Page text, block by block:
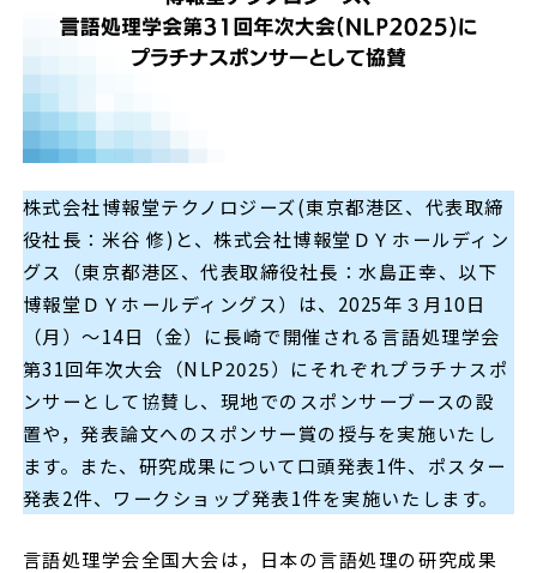
株式会社博報堂テクノロジーズ(東京都港区、代表取締
役社長：米谷 修)と、株式会社博報堂ＤＹホールディン
グス（東京都港区、代表取締役社長：水島正幸、以下
博報堂ＤＹホールディングス）は、2025年３月10日
（月）～14日（金）に長崎で開催される言語処理学会
第31回年次大会（NLP2025）にそれぞれプラチナスポ
ンサーとして協賛し、現地でのスポンサーブースの設
置や，発表論文へのスポンサー賞の授与を実施いたし
ます。また、研究成果について口頭発表1件、ポスター
発表2件、ワークショップ発表1件を実施いたします。
言語処理学会全国大会は，日本の言語処理の研究成果